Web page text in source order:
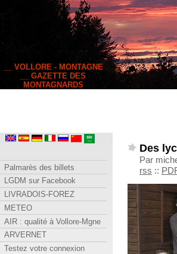
__ VOLLORE - MONTAGNE
__ GAZETTE DES
MONTAGNARDS
Des
Par
rss ::
Palmarès des billets
LGDM sur Facebook
LIVRADOIS-FOREZ
METEO
AIR : qualité à Vollore-Mgne
ARVERNET
Testez votre connexion